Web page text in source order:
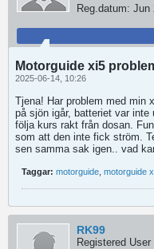
Reg.datum: Jun
Motorguide xi5
2025-06-14, 10:26
Tjena! Har problem med min
på sjön igår, batteriet var
följa kurs rakt från dosan.
som att den inte fick ström.
sen samma sak igen.. vad
Taggar: motorguide motorguide
RK99
Registered User